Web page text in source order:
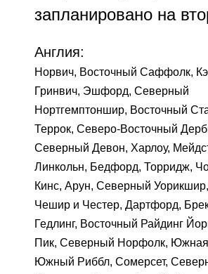
запланировано на
Англия:
Норвич, Восточный Саффолк,
Гринвич, Эшфорд, Северный
Нортгемптоншир, Восточный
Террок, Северо-Восточный
Северный Девон, Харлоу,
Линкольн, Бедфорд, Торридж,
Кинс, Арун, Северный
Чешир и Честер, Дартфорд,
Гедлинг, Восточный Райдинг
Пик, Северный Норфолк,
Южный Риббл, Сомерсет,